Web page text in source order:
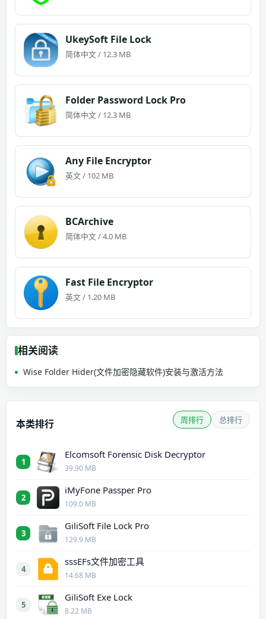
UkeySoft File Lock
简体中文 / 12.3 MB
Folder Password Lock Pro
简体中文 / 12.3 MB
Any File Encryptor
英文 / 102 MB
BCArchive
简体中文 / 4.0 MB
Fast File Encryptor
英文 / 1.20 MB
相关阅读
Wise Folder Hider(文件加密隐藏软件)安装与激活方法
本类排行 周排行 总排行
1
Elcomsoft Forensic Disk Decryptor
39.90 MB
2
iMyFone Passper Pro
109.0 MB
3
GiliSoft File Lock Pro
129.9 MB
4
sssEFs文件加密工具
14.68 MB
5
GiliSoft Exe Lock
8.22 MB